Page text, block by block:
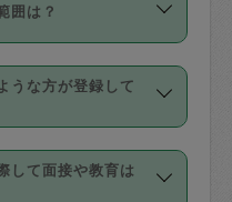
応していませ
通費も、依頼料
支払いとなりま
。
は３回以上のキャ
、隔週定期の場合
が有償（1200
時
更することが可
囲は？
、買い物、料理、
さんによってで
りますので、依頼
プロフィールで
うな方が登録して
経験をお持ちの
った資格者で保
して面接や教育は